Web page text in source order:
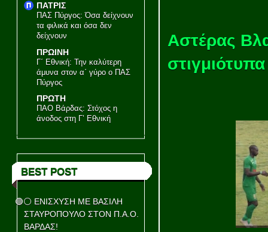
ΠΑΤΡΙΣ
ΠΑΣ Πύργος: Όσα δείχνουν
τα φιλικά και όσα δεν
δείχνουν
ΠΡΩΙΝΗ
Γ΄ Εθνική: Την καλύτερη
άμυνα στον α΄ γύρο ο ΠΑΣ
Πύργος
ΠΡΩΤΗ
ΠΑΟ Βάρδας: Στόχος η
άνοδος στη Γ’ Εθνική
BEST POST
🟢⚪ ΕΝΙΣΧΥΣΗ ΜΕ ΒΑΣΙΛΗ
ΣΤΑΥΡΟΠΟΥΛΟ ΣΤΟΝ Π.Α.Ο.
ΒΑΡΔΑΣ!
Αστέρας